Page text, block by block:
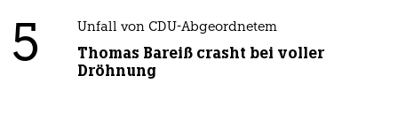
5 Unfall von CDU-Abgeordnetem
Thomas Bareiß crasht bei voller
Dröhnung